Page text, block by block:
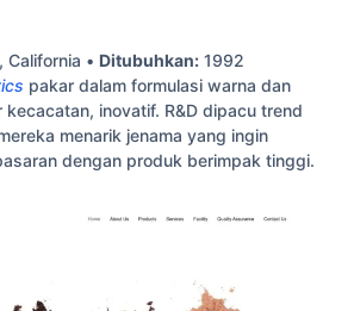
• Ditubuhkan: 1992
pakar dalam formulasi warna dan
inovatif. R&D dipacu trend
menarik jenama yang ingin
dengan produk berimpak tinggi.